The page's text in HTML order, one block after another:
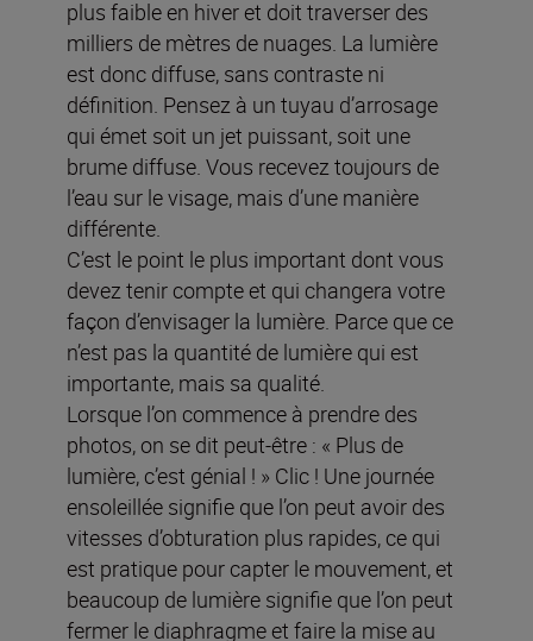
plus faible en hiver et doit traverser des
milliers de mètres de nuages. La lumière
est donc diffuse, sans contraste ni
définition. Pensez à un tuyau d’arrosage
qui émet soit un jet puissant, soit une
brume diffuse. Vous recevez toujours de
l’eau sur le visage, mais d’une manière
différente.
C’est le point le plus important dont vous
devez tenir compte et qui changera votre
façon d’envisager la lumière. Parce que ce
n’est pas la quantité de lumière qui est
importante, mais sa qualité.
Lorsque l’on commence à prendre des
photos, on se dit peut-être : « Plus de
lumière, c’est génial ! » Clic ! Une journée
ensoleillée signifie que l’on peut avoir des
vitesses d’obturation plus rapides, ce qui
est pratique pour capter le mouvement, et
beaucoup de lumière signifie que l’on peut
fermer le diaphragme et faire la mise au